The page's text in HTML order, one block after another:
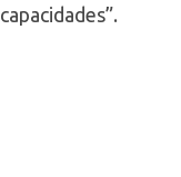
capacidades”.